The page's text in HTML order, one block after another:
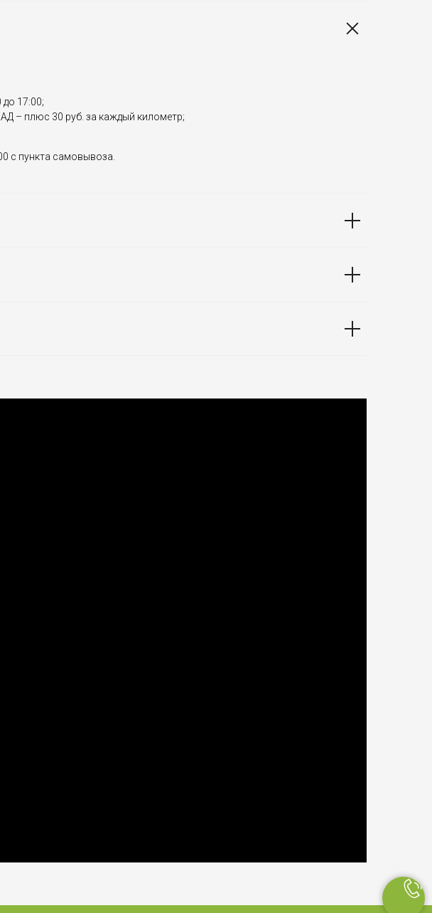
17:00;
– плюс 30 руб. за каждый километр;
с пункта самовывоза.